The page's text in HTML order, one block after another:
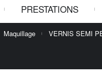
PRESTATIONS
Maquillage VERNIS SEMI